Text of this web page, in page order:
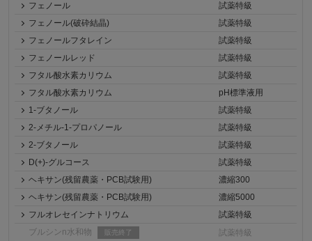
フェノール
試薬特級
フェノール(破砕結晶)
試薬特級
フェノールフタレイン
試薬特級
フェノールレッド
試薬特級
フタル酸水素カリウム
試薬特級
フタル酸水素カリウム
pH標準液用
1-ブタノール
試薬特級
2-メチル-1-プロパノール
試薬特級
2-ブタノール
試薬特級
D(+)-グルコース
試薬特級
ヘキサン(残留農薬・PCB試験用)
濃縮300
ヘキサン(残留農薬・PCB試験用)
濃縮5000
フルオレセインナトリウム
試薬特級
ブルシンn水和物
販売終了
試薬特級